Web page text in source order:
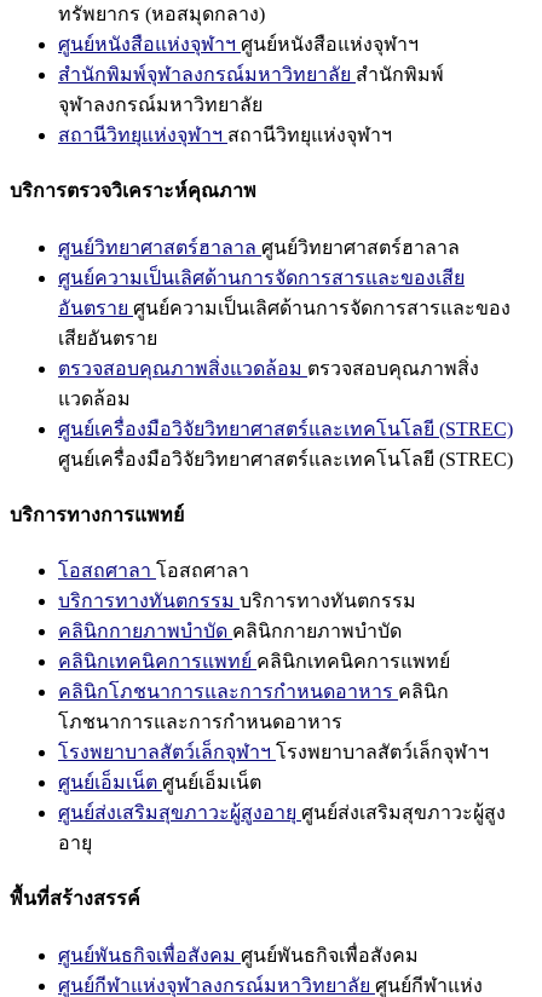
ทรัพยากร (หอสมุดกลาง)
ศูนย์หนังสือแห่งจุฬาฯ ศูนย์หนังสือแห่งจุฬาฯ
สำนักพิมพ์จุฬาลงกรณ์มหาวิทยาลัย สำนักพิมพ์
จุฬาลงกรณ์มหาวิทยาลัย
สถานีวิทยุแห่งจุฬาฯ สถานีวิทยุแห่งจุฬาฯ
บริการตรวจวิเคราะห์คุณภาพ
ศูนย์วิทยาศาสตร์ฮาลาล ศูนย์วิทยาศาสตร์ฮาลาล
ศูนย์ความเป็นเลิศด้านการจัดการสารและของเสีย
อันตราย ศูนย์ความเป็นเลิศด้านการจัดการสารและของ
เสียอันตราย
ตรวจสอบคุณภาพสิ่งแวดล้อม ตรวจสอบคุณภาพสิ่ง
แวดล้อม
ศูนย์เครื่องมือวิจัยวิทยาศาสตร์และเทคโนโลยี (STREC)
ศูนย์เครื่องมือวิจัยวิทยาศาสตร์และเทคโนโลยี (STREC)
บริการทางการแพทย์
โอสถศาลา โอสถศาลา
บริการทางทันตกรรม บริการทางทันตกรรม
คลินิกกายภาพบำบัด คลินิกกายภาพบำบัด
คลินิกเทคนิคการแพทย์ คลินิกเทคนิคการแพทย์
คลินิกโภชนาการและการกำหนดอาหาร คลินิก
โภชนาการและการกำหนดอาหาร
โรงพยาบาลสัตว์เล็กจุฬาฯ โรงพยาบาลสัตว์เล็กจุฬาฯ
ศูนย์เอ็มเน็ต ศูนย์เอ็มเน็ต
ศูนย์ส่งเสริมสุขภาวะผู้สูงอายุ ศูนย์ส่งเสริมสุขภาวะผู้สูง
อายุ
พื้นที่สร้างสรรค์
ศูนย์พันธกิจเพื่อสังคม ศูนย์พันธกิจเพื่อสังคม
ศูนย์กีฬาแห่งจุฬาลงกรณ์มหาวิทยาลัย ศูนย์กีฬาแห่ง